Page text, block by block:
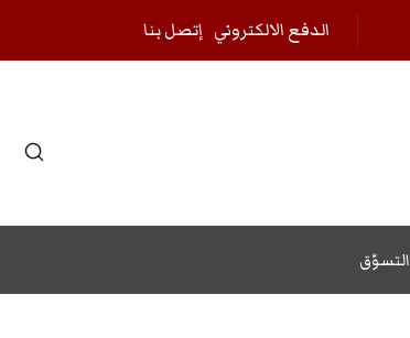
إتصل بنا الدفع الالكتروني
التسوّق